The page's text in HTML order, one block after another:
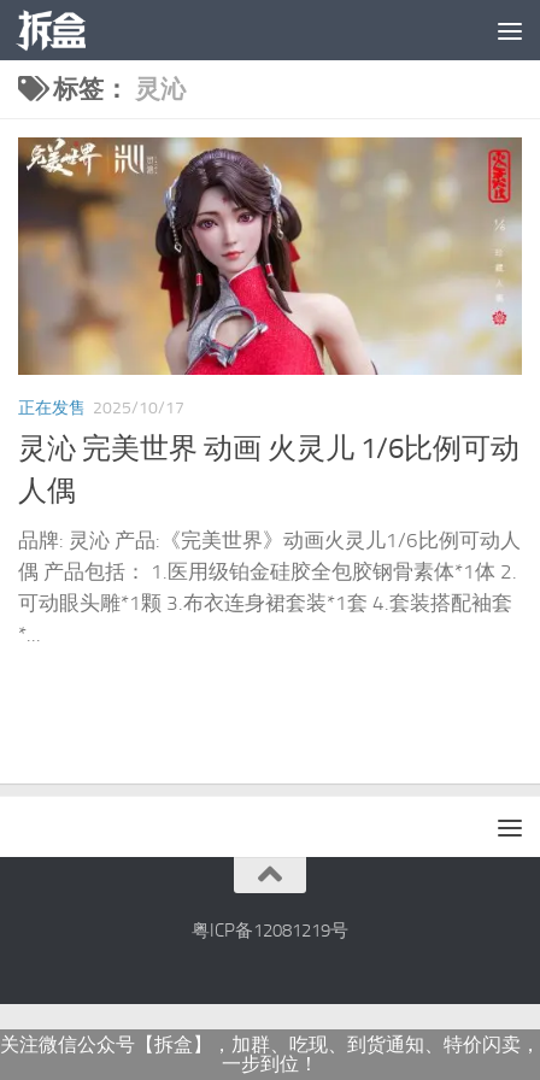
跳至内容
标签： 灵沁
正在发售 2025/10/17
灵沁 完美世界 动画 火灵儿 1/6比例可动
人偶
品牌: 灵沁 产品:《完美世界》动画火灵儿1/6比例可动人
偶 产品包括： 1.医用级铂金硅胶全包胶钢骨素体*1体 2.
可动眼头雕*1颗 3.布衣连身裙套装*1套 4.套装搭配袖套
*...
粤ICP备12081219号
关注微信公众号【拆盒】，加群、吃现、到货通知、特价闪卖，
一步到位！